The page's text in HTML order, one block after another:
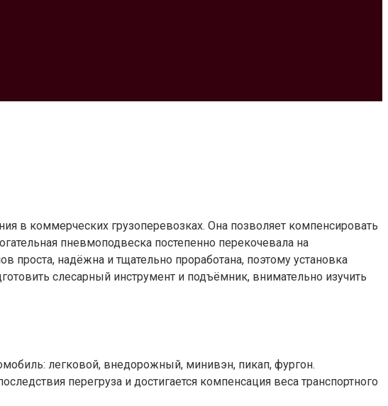
в коммерческих грузоперевозках. Она позволяет компенсировать
пневмоподвеска постепенно перекочевала на
надёжна и тщательно проработана, поэтому установка
слесарный инструмент и подъёмник, внимательно изучить
легковой, внедорожный, минивэн, пикап, фургон.
перегруза и достигается компенсация веса транспортного